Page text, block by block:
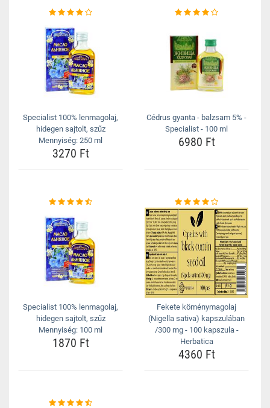
Specialist 100% lenmagolaj,
hidegen sajtolt, szűz
Mennyiség: 250 ml
3270 Ft
Cédrus gyanta - balzsam 5% -
Specialist - 100 ml
6980 Ft
Specialist 100% lenmagolaj,
hidegen sajtolt, szűz
Mennyiség: 100 ml
1870 Ft
Fekete köménymagolaj
(Nigella sativa) kapszulában
/300 mg - 100 kapszula -
Herbatica
4360 Ft